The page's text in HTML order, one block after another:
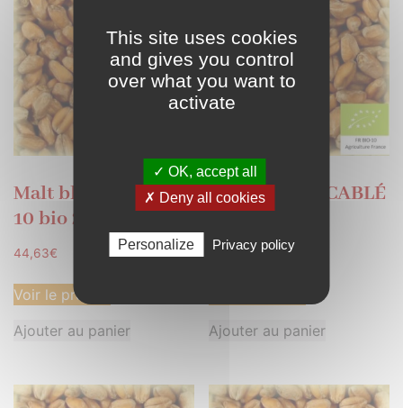
Malt blé VOLCABLÉ
10 bio 20kg
44,63€
Voir le produit
Ajouter au panier
Malt blé VOLCABLÉ
10 bio 5kg
12,26€
Ajouter au panier
This site uses cookies
and gives you control
over what you want to
activate
✓ OK, accept all
✗ Deny all cookies
Personalize Privacy policy